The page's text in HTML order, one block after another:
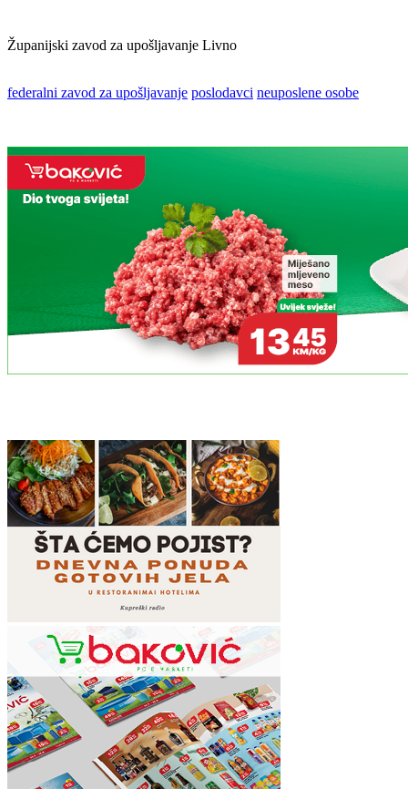
Županijski zavod za upošljavanje Livno
federalni zavod za upošljavanje poslodavci neuposlene osobe